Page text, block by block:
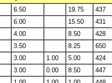
6.50 19.75
437
6.00 15.50
431
4.00 8.50
428
3.50 8.25
650
3.00 1.00 5.00
424
3.00 0.00 8.50
447